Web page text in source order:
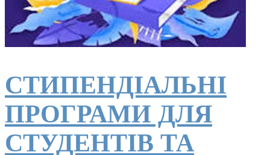
СТИПЕНДІАЛЬНІ
ПРОГРАМИ ДЛЯ
СТУДЕНТІВ ТА